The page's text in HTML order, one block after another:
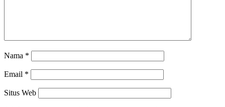
Nama *
Email *
Situs Web